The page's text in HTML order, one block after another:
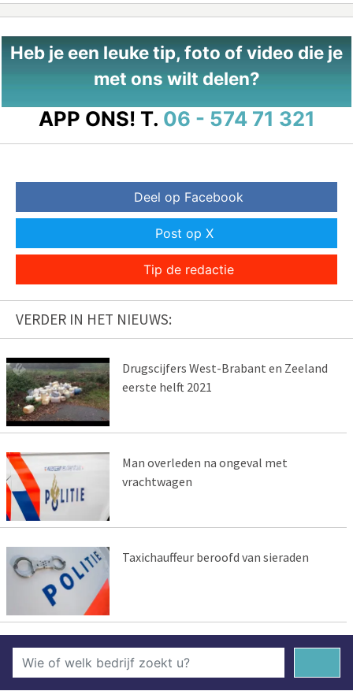
Heb je een leuke tip, foto of video die je
met ons wilt delen?
APP ONS! T. 06 - 574 71 321
Deel op Facebook
Post op X
Tip de redactie
VERDER IN HET NIEUWS:
Drugscijfers West-Brabant en Zeeland
eerste helft 2021
Man overleden na ongeval met
vrachtwagen
Taxichauffeur beroofd van sieraden